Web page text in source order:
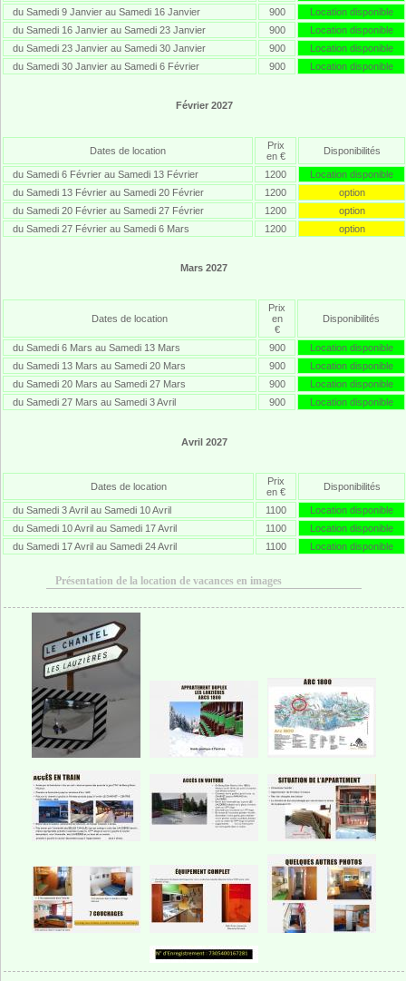
du Samedi 9 Janvier au Samedi 16 Janvier
900
Location disponible
du Samedi 16 Janvier au Samedi 23 Janvier
900
Location disponible
du Samedi 23 Janvier au Samedi 30 Janvier
900
Location disponible
du Samedi 30 Janvier au Samedi 6 Février
900 Location disponible
Février 2027
Dates de location
Prix
en €
Disponibilités
du Samedi 6 Février au Samedi 13 Février 1200
Location disponible
du Samedi 13 Février au Samedi 20 Février
1200
option
du Samedi 20 Février au Samedi 27 Février
1200
option
du Samedi 27 Février au Samedi 6 Mars
1200 option
Mars 2027
Dates de location
Prix
en
€
Disponibilités
du Samedi 6 Mars au Samedi 13 Mars 900
Location disponible
du Samedi 13 Mars au Samedi 20 Mars
900
Location disponible
du Samedi 20 Mars au Samedi 27 Mars
900
Location disponible
du Samedi 27 Mars au Samedi 3 Avril
900 Location disponible
Avril 2027
Dates de location
Prix
en €
Disponibilités
du Samedi 3 Avril au Samedi 10 Avril 1100
Location disponible
du Samedi 10 Avril au Samedi 17 Avril
1100
Location disponible
du Samedi 17 Avril au Samedi 24 Avril
1100 Location disponible
Présentation de la location de vacances en images